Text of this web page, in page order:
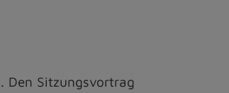
Den Sitzungsvortrag